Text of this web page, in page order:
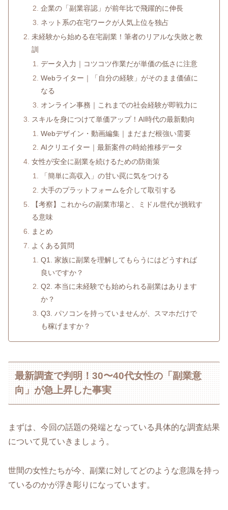
企業の「副業容認」が前年比で飛躍的に伸長
ネット系の在宅ワークが人気上位を独占
未経験から始める在宅副業！筆者のリアルな失敗と教
訓
データ入力｜コツコツ作業だが単価の低さに注意
Webライター｜「自分の経験」がそのまま価値に
なる
オンライン事務｜これまでの社会経験が即戦力に
スキルを身につけて単価アップ！AI時代の最新動向
Webデザイン・動画編集｜まだまだ根強い需要
AIクリエイター｜最新案件の時給推移データ
女性が安全に副業を続けるための防衛策
「簡単に高収入」の甘い罠に気をつける
大手のプラットフォームを介して取引する
【考察】これからの副業市場と、ミドル世代が挑戦す
る意味
まとめ
よくある質問
Q1. 家族に副業を理解してもらうにはどうすれば
良いですか？
Q2. 本当に未経験でも始められる副業はあります
か？
Q3. パソコンを持っていませんが、スマホだけで
も稼げますか？
最新調査で判明！30〜40代女性の「副業意
向」が急上昇した事実
まずは、今回の話題の発端となっている具体的な調査結果
について見ていきましょう。
世間の女性たちが今、副業に対してどのような意識を持っ
ているのかが浮き彫りになっています。